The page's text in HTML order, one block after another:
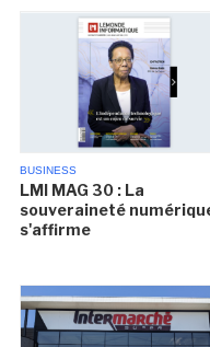
BUSINESS
LMI MAG 30 : La
souveraineté
s'affirme